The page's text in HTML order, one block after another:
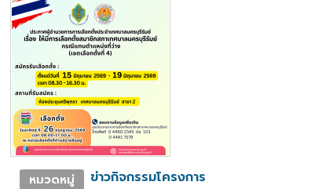
หมวดหมู่ ข่าวกิจกรรมโครงการ